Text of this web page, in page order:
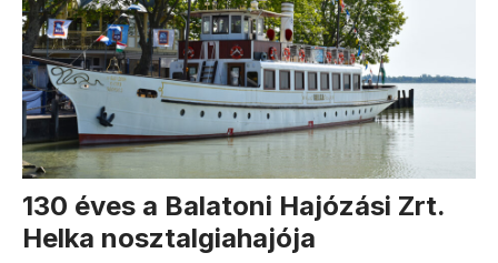
130 éves a Balatoni Hajózási Zrt.
Helka nosztalgiahajója